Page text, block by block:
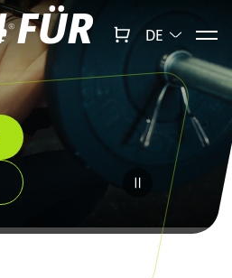
DE
FÜR
↻ x